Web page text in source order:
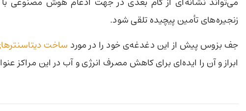
زنجیره‌های تأمین پیچیده تلقی شود.
جف بزوس پیش از این دغدغه‌ی خود را در مورد ساخت
ابراز و آن را ایده‌ای برای کاهش مصرف انرژی و آب در این مراکز